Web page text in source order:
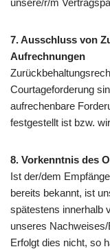
7. Ausschluss von
Aufrechnungen
Courtageforderung
aufrechenbare
festgestellt ist bzw.
8. Vorkenntnis des
Ist der/dem
bereits bekannt, ist
spätestens innerhalb
unseres
Erfolgt dies nicht, so